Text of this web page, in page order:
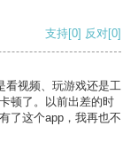
支持[0] 反对[0]
看视频、玩游戏还是工
顿了。以前出差的时
了这个app，我再也不